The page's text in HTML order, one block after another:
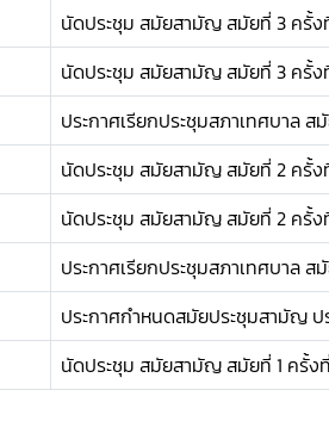
นัดประชุม สมัยสามัญ สมัยที่ 3 ครั้ง
นัดประชุม สมัยสามัญ สมัยที่ 3 ครั้ง
ประกาศเรียกประชุมสภาเทศบาล
นัดประชุม สมัยสามัญ สมัยที่ 2 ครั้ง
นัดประชุม สมัยสามัญ สมัยที่ 2 ครั้ง
ประกาศเรียกประชุมสภาเทศบาล
ประกาศกำหนดสมัยประชุมสามัญ ป
นัดประชุม สมัยสามัญ สมัยที่ 1 ครั้ง